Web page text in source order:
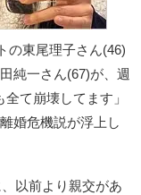
の東尾理子さん(46)
純一さん(67)が、週
て崩壊してます」
婚危機説が浮上し
以前より親交があ